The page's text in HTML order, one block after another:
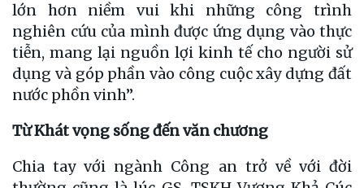
lớn hơn niềm vui khi những công trình
nghiên cứu của mình được ứng dụng vào thực
tiễn, mang lại nguồn lợi kinh tế cho người sử
dụng và góp phần vào công cuộc xây dựng đất
nước phồn vinh”.
Từ Khát vọng sống đến văn chương
Chia tay với ngành Công an trở về với đời